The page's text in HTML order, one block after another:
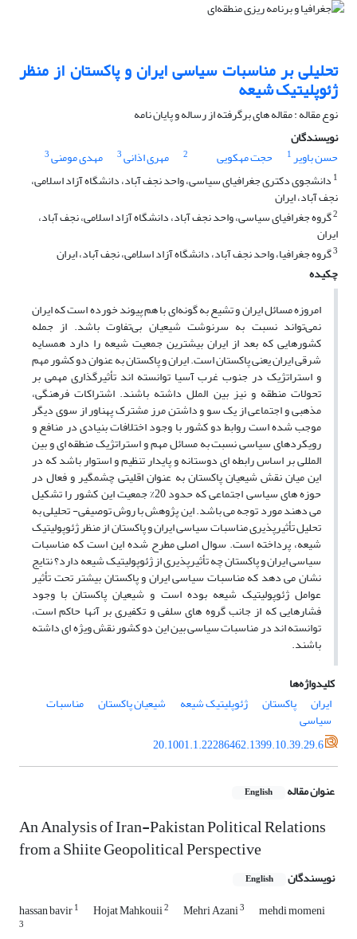
تحلیلی بر مناسبات سیاسی ایران و پاکستان از منظر
ژئوپلیتیک شیعه
نوع مقاله : مقاله های برگرفته از رساله و پایان نامه
نویسندگان
حسن باویر1 حجت مهکویی 2 مهری اذانی3 مهدی مومنی3
1 دانشجوی دکتری جغرافیای سیاسی، واحد نجف آباد، دانشگاه آزاد اسلامی،
نجف آباد، ایران
2گروه جغرافیای سیاسی، واحد نجف آباد، دانشگاه آزاد اسلامی، نجف آباد،
ایران
3گروه جغرافیا، واحد نجف آباد، دانشگاه آزاد اسلامی، نجف آباد، ایران
چکیده
امروزه مسائل ایران و تشیع به گونه‌ای با هم پیوند خورده است که ایران
نمی‌تواند نسبت به سرنوشت شیعیان بی‌تفاوت باشد. از جمله
کشورهایی که بعد از ایران بیشترین جمعیت شیعه را دارد همسایه
شرقی ایران یعنی پاکستان است. ایران و پاکستان به عنوان دو کشور مهم
و استراتژیک در جنوب غرب آسیا توانسته اند تأثیرگذاری مهمی بر
تحولات منطقه و نیز بین الملل داشته باشند. اشتراکات فرهنگی،
مذهبی و اجتماعی از یک سو و داشتن مرز مشترک پهناور از سوی دیگر
موجب شده است روابط دو کشور با وجود اختلافات بنیادی در منافع و
رویکردهای سیاسی نسبت به مسائل مهم و استراتژیک منطقه ای و بین
المللی بر اساس رابطه ای دوستانه و پایدار تنظیم و استوار باشد که در
این میان نقش شیعیان پاکستان به عنوان اقلیتی چشمگیر و فعال در
حوزه های سیاسی اجتماعی که حدود 20% جمعیت این کشور را تشکیل
می دهند مورد توجه می باشد. این پژوهش با روش توصیفی- تحلیلی به
تحلیل تأثیرپذیری مناسبات سیاسی ایران و پاکستان از منظر ژئوپولیتیک
شیعه، پرداخته است. سوال اصلی مطرح شده این است که مناسبات
سیاسی ایران و پاکستان چه تأثیرپذیری از ژئوپولیتیک شیعه دارد؟ نتایج
نشان می دهد که مناسبات سیاسی ایران و پاکستان بیشتر تحت تأثیر
عوامل ژئوپولیتیک شیعه بوده است و شیعیان پاکستان با وجود
فشارهایی که از جانب گروه های سلفی و تکفیری بر آنها حاکم است،
توانسته اند در مناسبات سیاسی بین این دو کشور نقش ویژه ای داشته
باشند.
کلیدواژه‌ها
ایران
پاکستان ژئوپلیتیک شیعه شیعیان پاکستان مناسبات
سیاسی
20.1001.1.22286462.1399.10.39.29.6
عنوان مقاله English
An Analysis of Iran-Pakistan Political Relations
from a Shiite Geopolitical Perspective
نویسندگان English
hassan bavir1 Hojat Mahkouii2 Mehri Azani3 mehdi momeni
3